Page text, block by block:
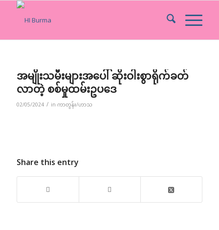
အမျိုးသမီးများအပေါ် ဆိုးဝါးစွာရိုက်ခတ်
လာတဲ့ စစ်မှုထမ်းဥပဒေ
02/05/2024 / in ကာတွန်း/ဟာသ
Share this entry